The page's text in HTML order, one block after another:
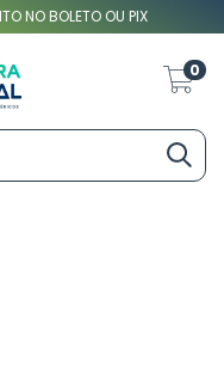
NO BOLETO OU PIX
0